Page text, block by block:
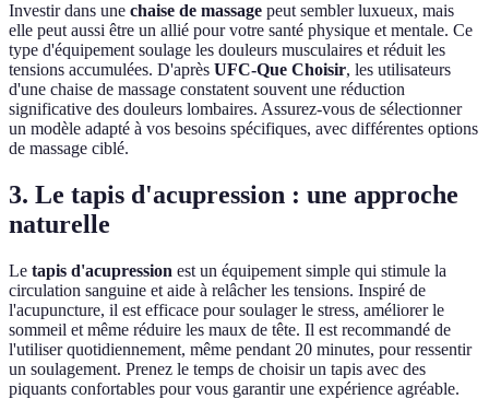
Investir dans une chaise de massage peut sembler luxueux, mais
elle peut aussi être un allié pour votre santé physique et mentale. Ce
type d'équipement soulage les douleurs musculaires et réduit les
tensions accumulées. D'après UFC-Que Choisir, les utilisateurs
d'une chaise de massage constatent souvent une réduction
significative des douleurs lombaires. Assurez-vous de sélectionner
un modèle adapté à vos besoins spécifiques, avec différentes options
de massage ciblé.
3. Le tapis d'acupression : une approche
naturelle
Le tapis d'acupression est un équipement simple qui stimule la
circulation sanguine et aide à relâcher les tensions. Inspiré de
l'acupuncture, il est efficace pour soulager le stress, améliorer le
sommeil et même réduire les maux de tête. Il est recommandé de
l'utiliser quotidiennement, même pendant 20 minutes, pour ressentir
un soulagement. Prenez le temps de choisir un tapis avec des
piquants confortables pour vous garantir une expérience agréable.